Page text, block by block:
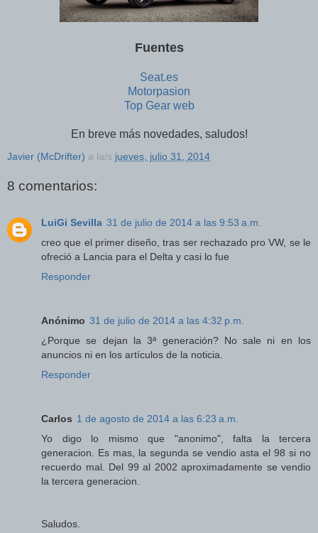
Fuentes
Seat.es
Motorpasion
Top Gear web
En breve más novedades, saludos!
Javier (McDrifter) a la/s jueves, julio 31, 2014
8 comentarios:
LuiGi Sevilla 31 de julio de 2014 a las 9:53 a.m.
creo que el primer diseño, tras ser rechazado pro VW, se le
ofreció a Lancia para el Delta y casi lo fue
Responder
Anónimo 31 de julio de 2014 a las 4:32 p.m.
¿Porque se dejan la 3ª generación? No sale ni en los
anuncios ni en los artículos de la noticia.
Responder
Carlos 1 de agosto de 2014 a las 6:23 a.m.
Yo digo lo mismo que "anonimo", falta la tercera
generacion. Es mas, la segunda se vendio asta el 98 si no
recuerdo mal. Del 99 al 2002 aproximadamente se vendio
la tercera generacion.
Saludos.